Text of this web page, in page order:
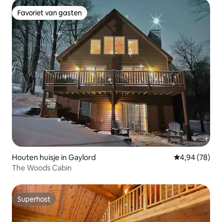
Favoriet van gasten
Favoriet van gasten
Houten huisje in Gaylord Gemiddelde
4,94 (78)
The Woods Cabin
Superhost
Superhost